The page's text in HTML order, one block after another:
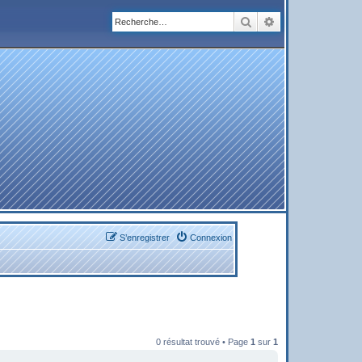
Rechercher
Connexion
S’enregistrer
0 résultat trouvé • Page 1 sur 1